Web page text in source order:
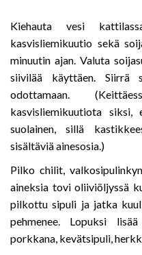
Kiehauta vesi
kasvisliemikuutio sekä
minuutin ajan. Valuta
siivilää käyttäen. Siirrä
odottamaan.
kasvisliemikuutiota
suolainen, sillä
sisältäviä ainesosia.)
Pilko chilit,
aineksia tovi oliiviöljyssä
pilkottu sipuli ja jatka
pehmenee. Lopuksi
porkkana, kevätsipuli,